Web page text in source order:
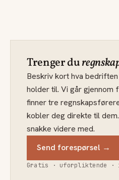
Trenger du
Beskriv kort hva
holder til. Vi går gjennom
finner tre
kobler deg direkte til
snakke videre med.
Send forespørsel →
Gratis · uforpliktende ·